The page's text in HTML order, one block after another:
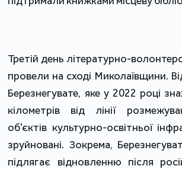
Третій день літературно-
провели на сході Миколаївщини.
Березнегувате, яке у 2022 році
кілометрів від лінії
об’єктів культурно-освітньої
зруйновані. Зокрема,
підлягає відновленню після